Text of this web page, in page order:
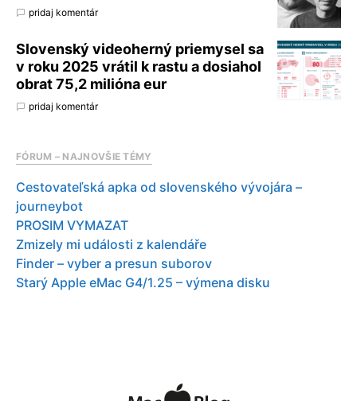
pridaj komentár
Slovenský videoherný priemysel sa
v roku 2025 vrátil k rastu a dosiahol
obrat 75,2 milióna eur
pridaj komentár
FÓRUM – NAJNOVŠIE TÉMY
Cestovateľská apka od slovenského vývojára –
journeybot
PROSIM VYMAZAT
Zmizely mi události z kalendáře
Finder – vyber a presun suborov
Starý Apple eMac G4/1.25 – výmena disku